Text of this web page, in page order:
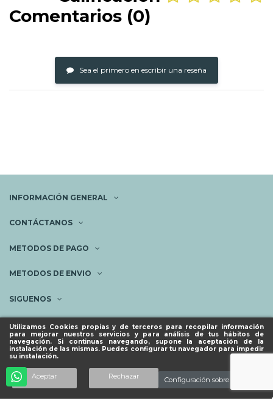
Utilizamos Cookies propias y de terceros para recopilar información
para mejorar nuestros servicios y para análisis de tus hábitos de
navegación. Si continuas navegando, supone la aceptación de la
instalación de las mismas. Puedes configurar tu navegador para impedir
su instalación.
Aceptar Rechazar Configuración sobre cookies
Añadir al carrito
Comentarios (0)
Sea el primero en escribir una reseña
INFORMACIÓN GENERAL
CONTÁCTANOS
METODOS DE PAGO
METODOS DE ENVIO
SIGUENOS
NEWSLETTER